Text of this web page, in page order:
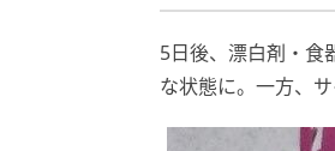
5日後、漂白剤・食
な状態に。一方、